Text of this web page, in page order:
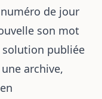
de jour
son mot
publiée
archive,